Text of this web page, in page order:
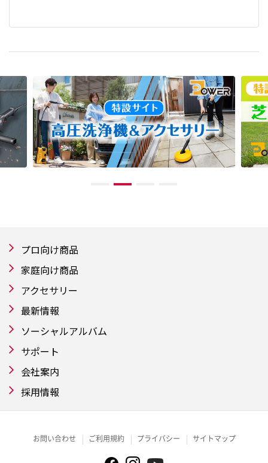
プロ向け商品
家庭向け商品
アクセサリー
最新情報
ソーシャルアルバム
サポート
会社案内
採用情報
お問い合わせ ご利用規約 プライバシー サイトマップ